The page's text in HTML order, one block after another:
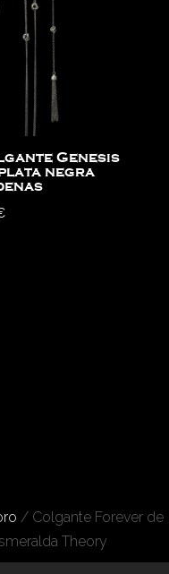
Genesis
negra
/ Colgante Forever de
Theory